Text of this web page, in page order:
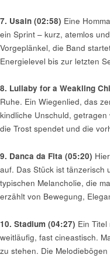
7. Usain (02:58) Eine
ein Sprint – kurz, atemlos
Vorgeplänkel, die Band
Energielevel bis zur letzten
8. Lullaby for a Weakling
Ruhe. Ein Wiegenlied, das
kindliche Unschuld,
die Trost spendet und die
9. Danca da Fita (05:20)
auf. Das Stück ist tänzerisch
typischen Melancholie, die
erzählt von Bewegung,
10. Stadium (04:27) Ein
weitläufig, fast cineastisch.
zu stehen. Die